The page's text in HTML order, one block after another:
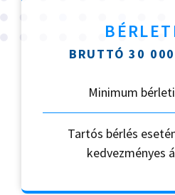
BRUTTÓ 30
Minimum
Tartós bérlés
kedvezményes